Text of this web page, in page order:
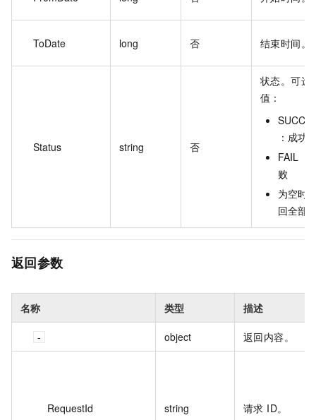
ToDate long 否 结束时间。
Status string 否
状态。可选
值：
：成功
FAIL ：
败
为空时
回全部
返回参数
名称 类型 描述
object 返回内容。
RequestId string 请求 ID。